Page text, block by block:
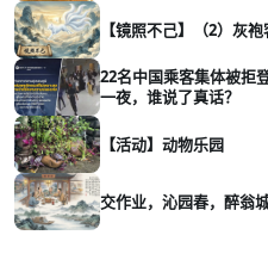
【镜照不己】（2）灰袍
22名中国乘客集体被
一夜，谁说了真话？
【活动】动物乐园
交作业，沁园春，醉翁